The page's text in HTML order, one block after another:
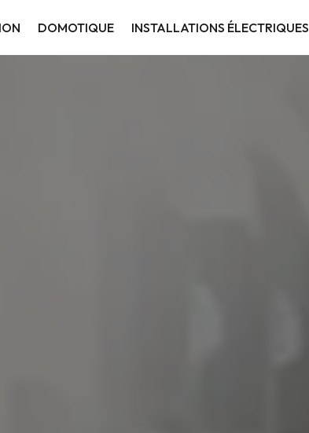
DOMOTIQUE INSTALLATIONS ÉLECTRIQUES